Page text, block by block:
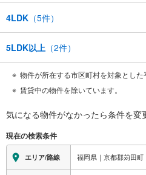
4LDK （5件）
5LDK以上 （2件）
物件が所在する市区町村を対象とした
賃貸中の物件を除いています。
気になる物件がなかったら条件を変
現在の検索条件
エリア/路線 福岡県｜京都郡苅田町